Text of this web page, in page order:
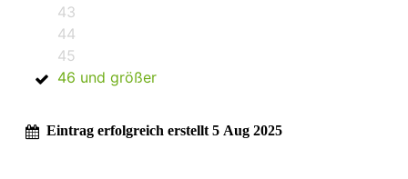
43
44
45
46 und größer
Eintrag erfolgreich erstellt 5 Aug 2025